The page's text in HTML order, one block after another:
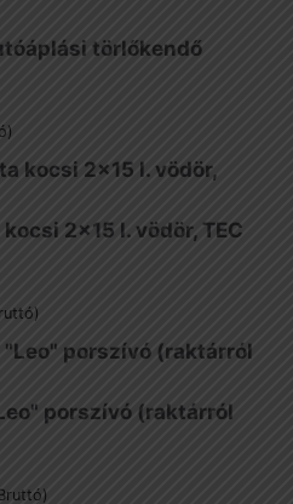
törlőkendő
2x15 l. vödör, TEC
porszívó (raktárról